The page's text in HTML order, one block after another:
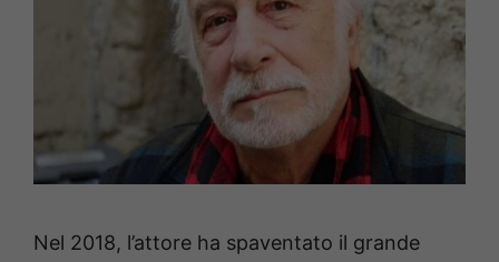
Nel 2018, l’attore ha spaventato il grande